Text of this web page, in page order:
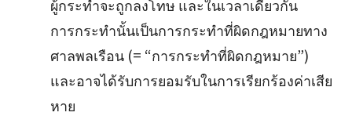
ผู้กระทำจะถูกลงโทษ และในเวลาเดียวกัน
การกระทำนั้นเป็นการกระทำที่ผิดกฎหมายทาง
ศาลพลเรือน (= “การกระทำที่ผิดกฎหมาย”)
และอาจได้รับการยอมรับในการเรียกร้องค่าเสีย
หาย